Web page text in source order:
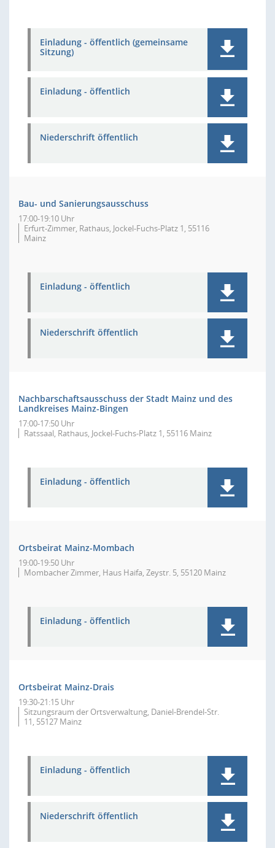
Einladung - öffentlich (gemeinsame
Sitzung)
Einladung - öffentlich
Niederschrift öffentlich
Bau- und Sanierungsausschuss
17:00-19:10 Uhr
Erfurt-Zimmer, Rathaus, Jockel-Fuchs-Platz 1, 55116
Mainz
Einladung - öffentlich
Niederschrift öffentlich
Nachbarschaftsausschuss der Stadt Mainz und des
Landkreises Mainz-Bingen
17:00-17:50 Uhr
Ratssaal, Rathaus, Jockel-Fuchs-Platz 1, 55116 Mainz
Einladung - öffentlich
Ortsbeirat Mainz-Mombach
19:00-19:50 Uhr
Mombacher Zimmer, Haus Haifa, Zeystr. 5, 55120 Mainz
Einladung - öffentlich
Ortsbeirat Mainz-Drais
19:30-21:15 Uhr
Sitzungsraum der Ortsverwaltung, Daniel-Brendel-Str.
11, 55127 Mainz
Einladung - öffentlich
Niederschrift öffentlich